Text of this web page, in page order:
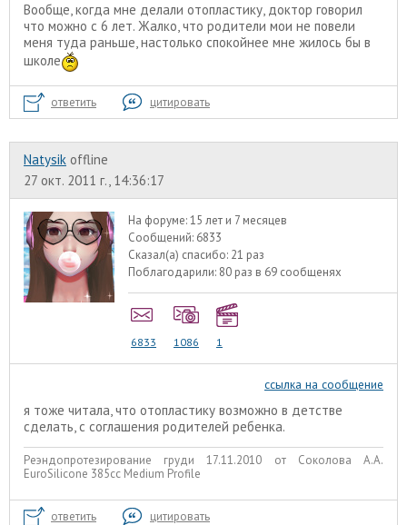
Вообще, когда мне делали отопластику, доктор говорил
что можно с 6 лет. Жалко, что родители мои не повели
меня туда раньше, настолько спокойнее мне жилось бы в
школе
ответить цитировать
Natysik offline
27 окт. 2011 г., 14:36:17
На форуме:15 лет и 7 месяцев
Сообщений: 6833
Сказал(а) спасибо: 21 раз
Поблагодарили: 80 раз в 69 сообщенях
6833 1086 1
ссылка на сообщение
я тоже читала, что отопластику возможно в детстве
сделать, с соглашения родителей ребенка.
Реэндопротезирование груди 17.11.2010 от Соколова А.А.
EuroSilicone 385сс Medium Profile
ответить цитировать